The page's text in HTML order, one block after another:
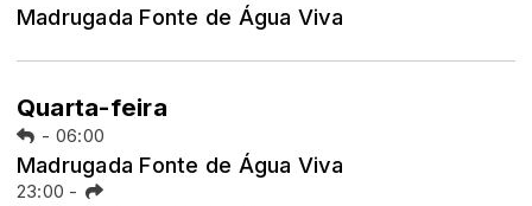
Madrugada Fonte de Água Viva
Quarta-feira
- 06:00
Madrugada Fonte de Água Viva
23:00 -